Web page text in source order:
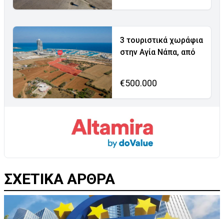
3 τουριστικά χωράφια
στην Αγία Νάπα, από
€500.000
ΣΧΕΤΙΚΑ ΑΡΘΡΑ